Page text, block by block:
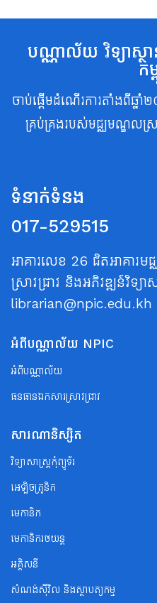
បណ្ណាល័យ វិទ្យាស្ថ
ក
ចាប់ផ្តើមដំណើរការតាំងពីឆ្នាំ
គ្រប់គ្រងរបស់មជ្ឈមណ្ឌលស្រា
ទំនាក់ទំនង
017-529515
អាគារលេខ 26 ជិតអាគារ
ស្រាវជ្រាវ និងអភិវឌ្ឍន៍វិទ្យា
librarian@npic.edu.kh
អំពីបណ្ណាល័យ NPIC
អំពីបណ្ណាល័យ
ធនធានឯកសារស្រាវជ្រាវ
សារណានិស្សិត
វិទ្យាសាស្ត្រកុំព្យូទ័រ
អេឡិចត្រូនិក
មេកានិក
មេកានិករថយន្ត
អគ្គិសនី
សំណង់ស៊ីវិល និងស្ថាបត្យកម្ម